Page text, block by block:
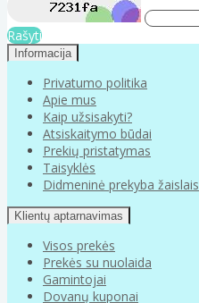
Rašyti
Informacija
Privatumo politika
Apie mus
Kaip užsisakyti?
Atsiskaitymo būdai
Prekių pristatymas
Taisyklės
Didmeninė prekyba žaislais
Klientų aptarnavimas
Visos prekės
Prekės su nuolaida
Gamintojai
Dovanų kuponai